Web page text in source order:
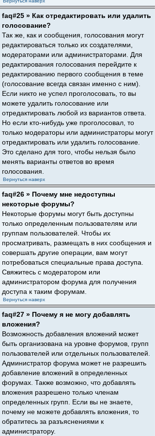
faq#25 » Как отредактировать или удалить
голосование?
Так же, как и сообщения, голосования могут
редактироваться только их создателями,
модераторами или администраторами. Для
редактирования голосования перейдите к
редактированию первого сообщения в теме
(голосование всегда связан именно с ним).
Если никто не успел проголосовать, то вы
можете удалить голосование или
отредактировать любой из вариантов ответа.
Но если кто-нибудь уже проголосовал, то
только модераторы или администраторы могут
отредактировать или удалить голосование.
Это сделано для того, чтобы нельзя было
менять варианты ответов во время
голосования.
Вернуться наверх
faq#26 » Почему мне недоступны
некоторые форумы?
Некоторые форумы могут быть доступны
только определенным пользователям или
группам пользователей. Чтобы их
просматривать, размещать в них сообщения и
совершать другие операции, вам могут
потребоваться специальные права доступа.
Свяжитесь с модератором или
администратором форума для получения
доступа к таким форумам.
Вернуться наверх
faq#27 » Почему я не могу добавлять
вложения?
Возможность добавления вложений может
быть организована на уровне форумов, групп
пользователей или отдельных пользователей.
Администратор форума может не разрешить
добавление вложений в определенных
форумах. Также возможно, что добавлять
вложения разрешено только членам
определенных групп. Если вы не знаете,
почему не можете добавлять вложения, то
обратитесь за разъяснениями к
администратору.